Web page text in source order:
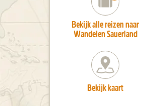
Bekijk alle reizen naar
Wandelen Sauerland
Bekijk kaart